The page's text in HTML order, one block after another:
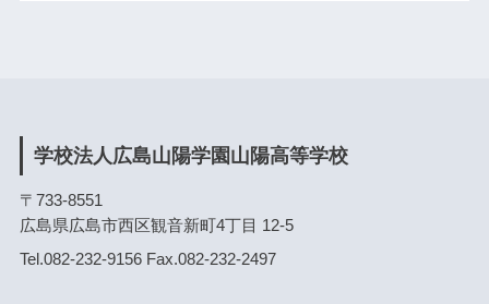
学校法人広島山陽学園山陽高等学校
〒733-8551
広島県広島市西区観音新町4丁目 12-5
Tel.082-232-9156 Fax.082-232-2497